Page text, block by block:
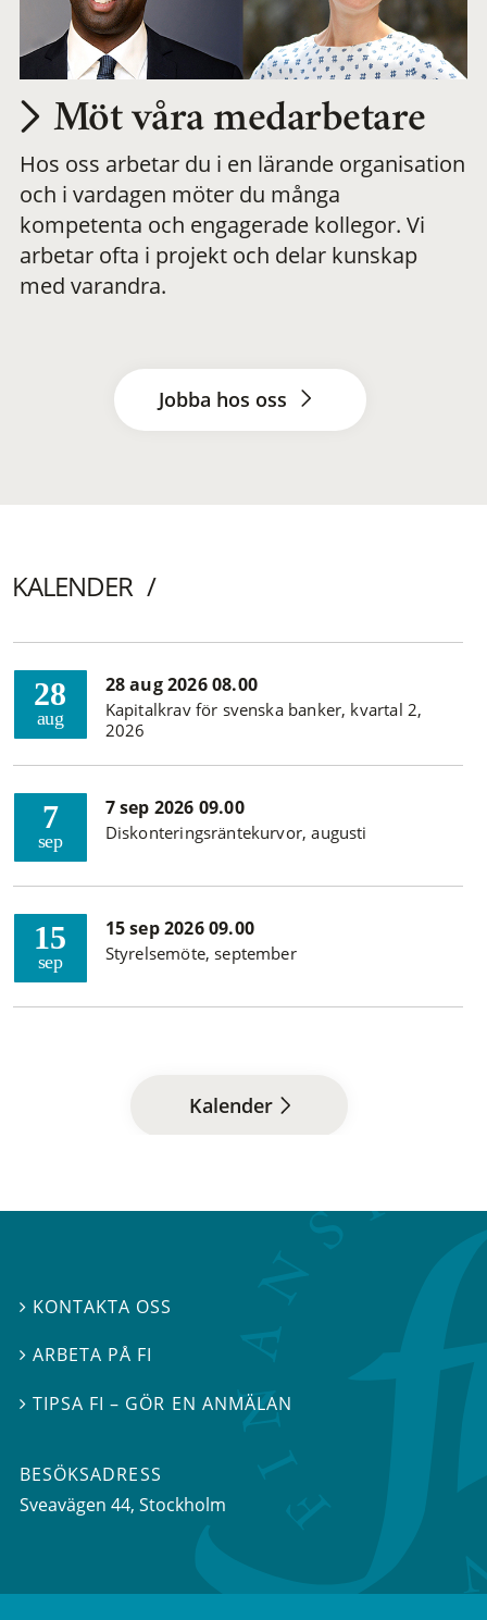
Möt våra medarbetare
Hos oss arbetar du i en lärande organisation
och i vardagen möter du många
kompetenta och engagerade kollegor. Vi
arbetar ofta i projekt och delar kunskap
med varandra.
Jobba hos oss
KALENDER
28
aug
28 aug 2026 08.00
Kapitalkrav för svenska banker, kvartal 2,
2026
7
sep
7 sep 2026 09.00
Diskonteringsräntekurvor, augusti
15
sep
15 sep 2026 09.00
Styrelsemöte, september
Kalender
 KONTAKTA OSS
ARBETA PÅ FI
TIPSA FI – GÖR EN ANMÄLAN
BESÖKSADRESS
Sveavägen 44, Stockholm